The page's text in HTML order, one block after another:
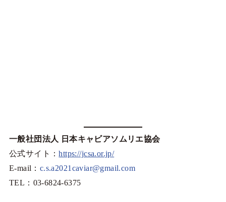
一般社団法人 日本キャビアソムリエ協会
公式サイト：https://jcsa.or.jp/
E-mail： c.s.a2021caviar@gmail.com
TEL：03-6824-6375